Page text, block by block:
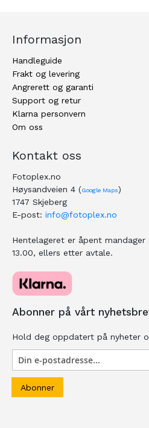
Informasjon
Handleguide
Frakt og levering
Angrerett og garanti
Support og retur
Klarna personvern
Om oss
Kontakt oss
Fotoplex.no
Høysandveien 4 (Google Maps)
1747 Skjeberg
E-post: info@fotoplex.no
Hentelageret er åpent
13.00, ellers etter avtale.
Abonner på vårt
Hold deg oppdatert på nyheter
Abonner